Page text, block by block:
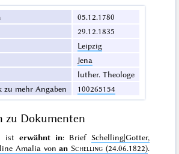
05.12.1780
29.12.1835
Leipzig
Jena
luther. Theologe
mehr Angaben
100265154
zu Dokumenten
ist erwähnt in: Brief Schelling|Gotter,
Amalia vonan Schelling (24.06.1822).